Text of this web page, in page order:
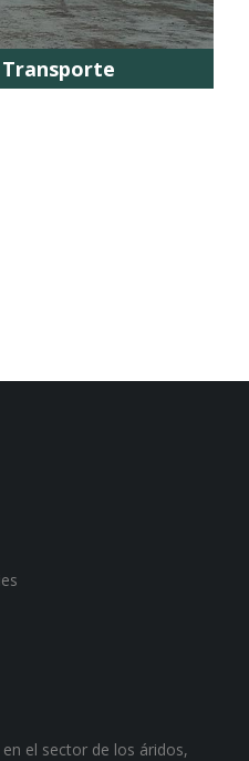
el sector de los áridos,